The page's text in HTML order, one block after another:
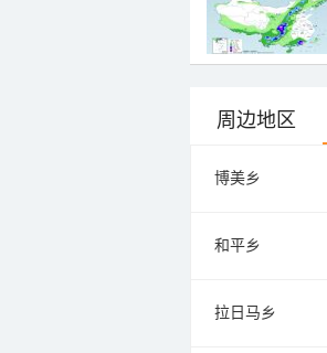
周边地区
博美乡
和平乡
拉日马乡